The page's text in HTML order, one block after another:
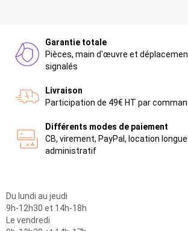
Garantie totale
Pièces, main d'œuvre et
signalés
Livraison
Participation de 49€ HT par
Différents modes de paiement
CB, virement, PayPal, location
administratif
Du lundi au jeudi
9h-12h30 et 14h-18h
Le vendredi